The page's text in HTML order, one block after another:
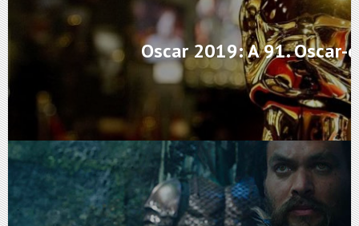
Oscar 2019: A 91.